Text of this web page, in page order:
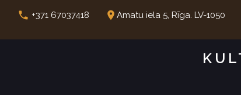
call +371 67037418 place Amatu iela 5, Rīga. LV-1050